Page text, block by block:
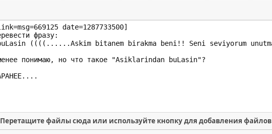
Перетащите файлы сюда или используйте кнопку для добавления файлов